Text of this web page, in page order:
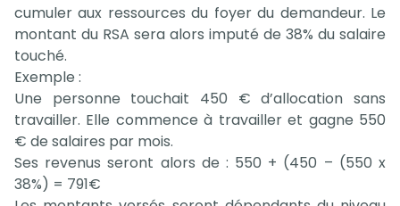
cumuler aux ressources du foyer du demandeur. Le
montant du RSA sera alors imputé de 38% du salaire
touché.
Exemple :
Une personne touchait 450 € d’allocation sans
travailler. Elle commence à travailler et gagne 550
€ de salaires par mois.
Ses revenus seront alors de : 550 + (450 – (550 x
38%) = 791€